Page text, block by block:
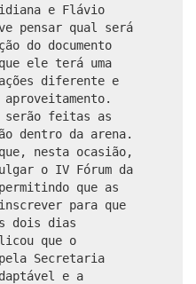
e Flávio
pensar qual será
do documento
ele terá uma
diferente e
aproveitamento.
serão feitas as
dentro da arena.
nesta ocasião,
o IV Fórum da
que as
inscrever para que
dois dias
que o
Secretaria
e a